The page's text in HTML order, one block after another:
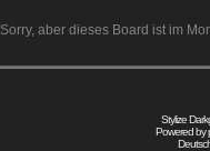
Sorry, aber dieses Board ist im
Stylize
Powered by